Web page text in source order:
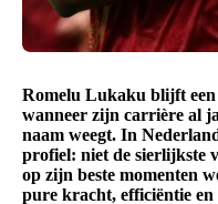
Romelu Lukaku blijft een
wanneer zijn carrière al
naam weegt. In
profiel: niet de sierlijkste
op zijn beste momenten
pure kracht, efficiëntie